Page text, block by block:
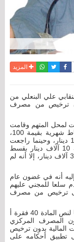
الى صديق
فيسبوكتويترواتسابالمزيد
علي البنعلي من
ترخيص من مصرف
لمحل المتهم وقامت
بشراء سبيكة ذهبية بمبلغ 10 آلاف دينار وبأقساط شهرية بقيمة 100،
لكن اتضح لها بأن السبيكة لا يتعدى سعرها 1500 دينار، وحينما راجعت
المتهم، أقنعها بتوقيع إقرار مديونية أخرى بقيمة 10 آلاف دينار بقسط
شهري 100 دينار، وذلك في مقابل سبيكة بمبلغ 3 آلاف دينار، إلا أنه لم
إليه أنه في غضون عام
سلعا للمجني عليهم
على ترخيص من مصرف
وقالت المحكمة في حيثيات حكم البراءة إنه وفقا لنص المادة 40 فقرة أ
2006 بإصدار قانون المصرف المركزي
المالية بدون ترخيص
المركزي، ونصت المادة 39 على تطبيق أحكامه على